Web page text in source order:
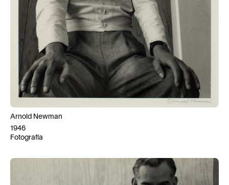
Arnold Newman
1946
Fotografía